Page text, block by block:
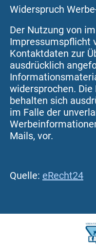
Widerspruch
Der Nutzung von
Impressumspflicht
Kontaktdaten zur
ausdrücklich
widersprochen.
behalten sich
im Falle der
Mails, vor.
Quelle: eRecht24